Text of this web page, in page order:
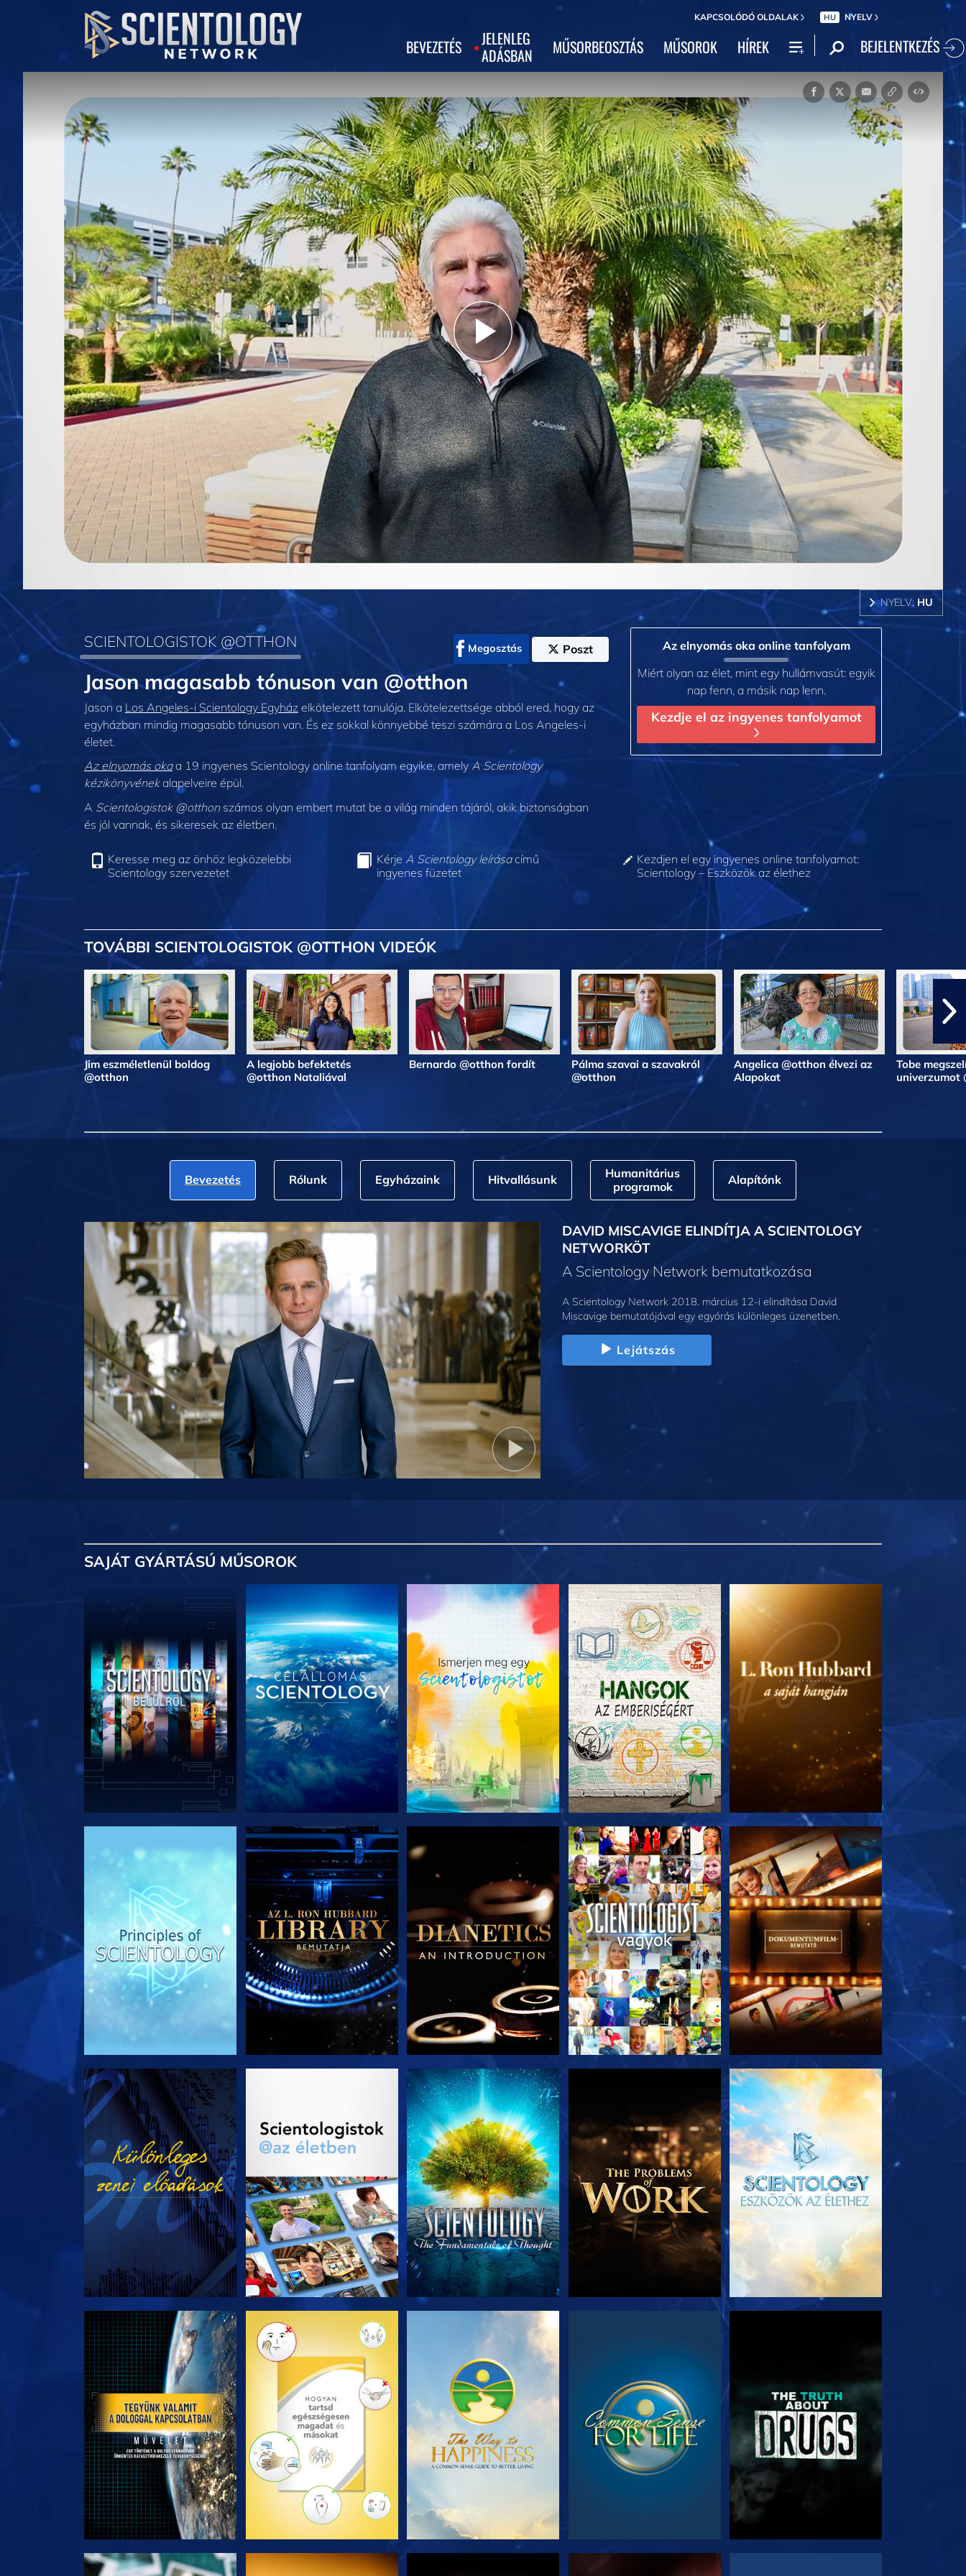
KAPCSOLÓDÓ OLDALAK HU NYELV
BEVEZETÉS
JELENLEG
ADÁSBAN
MŰSORBEOSZTÁS MŰSOROK HÍREK BEJELENTKEZÉS
Play
Video
NYELV: HU
SCIENTOLOGISTOK @OTTHON Megosztás Poszt
Jason magasabb tónuson van @otthon
Jason a Los Angeles‑i Scientology Egyház elkötelezett tanulója. Elkötelezettsége abból ered, hogy az
egyházban mindig magasabb tónuson van. És ez sokkal könnyebbé teszi számára a Los Angeles‑i
életet.
Az elnyomás okaa 19 ingyenes Scientology online tanfolyam egyike, amely A Scientology
kézikönyvénekalapelveire épül.
A Scientologistok @otthonszámos olyan embert mutat be a világ minden tájáról, akik biztonságban
és jól vannak, és sikeresek az életben.
Az elnyomás oka online tanfolyam
Miért olyan az élet, mint egy hullámvasút: egyik
nap fenn, a másik nap lenn.
Kezdje el az ingyenes tanfolyamot
Keresse meg az önhöz legközelebbi
Scientology szervezetet
Kérje A Scientology leírásacímű
ingyenes füzetet
Kezdjen el egy ingyenes online tanfolyamot:
Scientology – Eszközök az élethez
TOVÁBBI SCIENTOLOGISTOK @OTTHON VIDEÓK
Jim eszméletlenül boldog
@otthon
A legjobb befektetés
@otthon Nataliával
Bernardo @otthon fordít
Pálma szavai a szavakról
@otthon
Angelica @otthon élvezi az
Alapokat
Tobe
univerzumot
Bevezetés Rólunk Egyházaink Hitvallásunk
Humanitárius
programok
Alapítónk
DAVID MISCAVIGE ELINDÍTJA A SCIENTOLOGY
NETWORKÖT
A Scientology Network bemutatkozása
A Scientology Network 2018. március 12-i elindítása David
Miscavige bemutatójával egy egyórás különleges üzenetben.
Lejátszás
SAJÁT GYÁRTÁSÚ MŰSOROK
A SOROZAT RÉSZEI A SOROZAT RÉSZEI A SOROZAT RÉSZEI A SOROZAT RÉSZEI A SOROZAT RÉSZEI
MŰSORNÉZÉS MŰSORNÉZÉS A SOROZAT RÉSZEI
A SOROZAT RÉSZEI A SOROZAT RÉSZEI